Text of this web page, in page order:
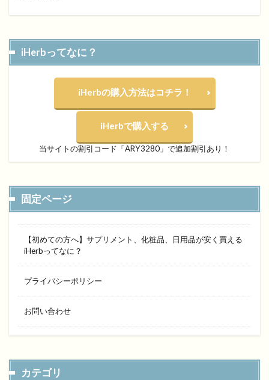
iHerbってなに？
iHerbの購入方法はコチラ！
iHerbで購入する
当サイトの割引コード「ARY3280」で追加割引あり！
固定ページ
【初めての方へ】サプリメント、化粧品、日用品が安く買える
iHerbってなに？
プライバシーポリシー
お問い合わせ
カテゴリ